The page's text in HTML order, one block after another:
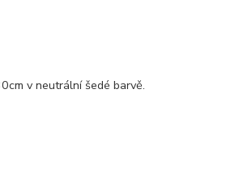
v neutrální šedé barvě.